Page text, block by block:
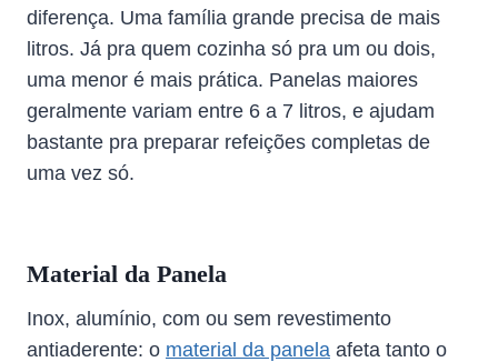
diferença. Uma família grande precisa de mais
litros. Já pra quem cozinha só pra um ou dois,
uma menor é mais prática. Panelas maiores
geralmente variam entre 6 a 7 litros, e ajudam
bastante pra preparar refeições completas de
uma vez só.
Material da Panela
Inox, alumínio, com ou sem revestimento
antiaderente: o material da panela afeta tanto o